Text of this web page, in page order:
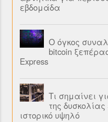
εβδομάδα
Ο όγκος
bitcoin
Express
Τι σημαίνει
της
ιστορικό υψηλό